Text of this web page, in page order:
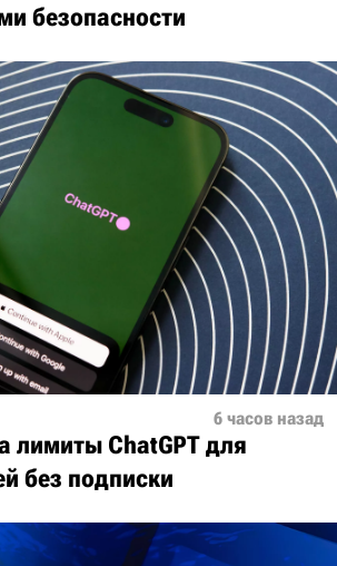
безопасности
6 часов назад
лимиты ChatGPT для
без подписки